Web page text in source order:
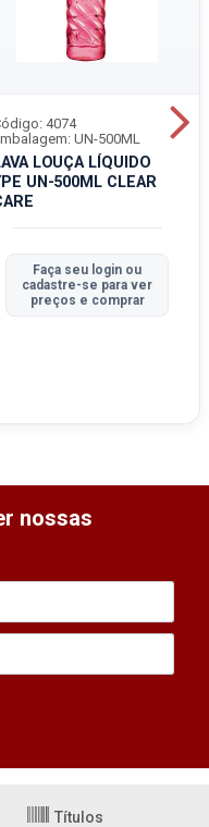
LOUÇA LÍQUIDO
UN-500ML CLEAR
4074
UN-500ML
Faça seu login ou
cadastre-se para ver
preços e comprar
nossas
Títulos